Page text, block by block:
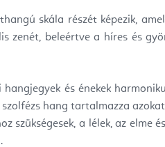
skála részét képezik,
zenét, beleértve a híres és
és énekek
hang tartalmazza
szükségesek, a lélek, az elme